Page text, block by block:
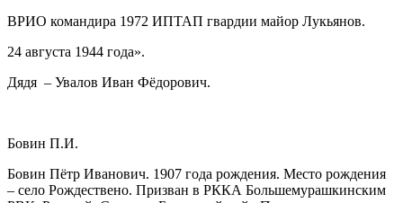
ВРИО командира 1972 ИПТАП гвардии майор Лукьянов.
24 августа 1944 года».
Дядя – Увалов Иван Фёдорович.
Бовин П.И.
Бовин Пётр Иванович. 1907 года рождения. Место рождения
– село Рождествено. Призван в РККА Большемурашкинским